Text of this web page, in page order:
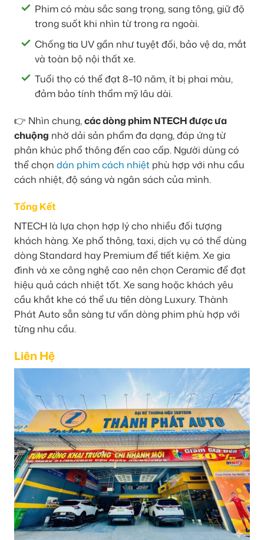
Phim có màu sắc sang trọng, sang tông, giữ độ
trong suốt khi nhìn từ trong ra ngoài.
Chống tia UV gần như tuyệt đối, bảo vệ da, mắt
và toàn bộ nội thất xe.
Tuổi thọ có thể đạt 8–10 năm, ít bị phai màu,
đảm bảo tính thẩm mỹ lâu dài.
👉 Nhìn chung,các dòng phim NTECH được ưa
chuộng nhờ dải sản phẩm đa dạng, đáp ứng từ
phân khúc phổ thông đến cao cấp. Người dùng có
thể chọn dán phim cách nhiệt phù hợp với nhu cầu
cách nhiệt, độ sáng và ngân sách của mình.
Tổng Kết
NTECH là lựa chọn hợp lý cho nhiều đối tượng
khách hàng. Xe phổ thông, taxi, dịch vụ có thể dùng
dòng Standard hay Premium để tiết kiệm. Xe gia
đình và xe công nghệ cao nên chọn Ceramic để đạt
hiệu quả cách nhiệt tốt. Xe sang hoặc khách yêu
cầu khắt khe có thể ưu tiên dòng Luxury. Thành
Phát Auto sẵn sàng tư vấn dòng phim phù hợp với
từng nhu cầu.
Liên Hệ